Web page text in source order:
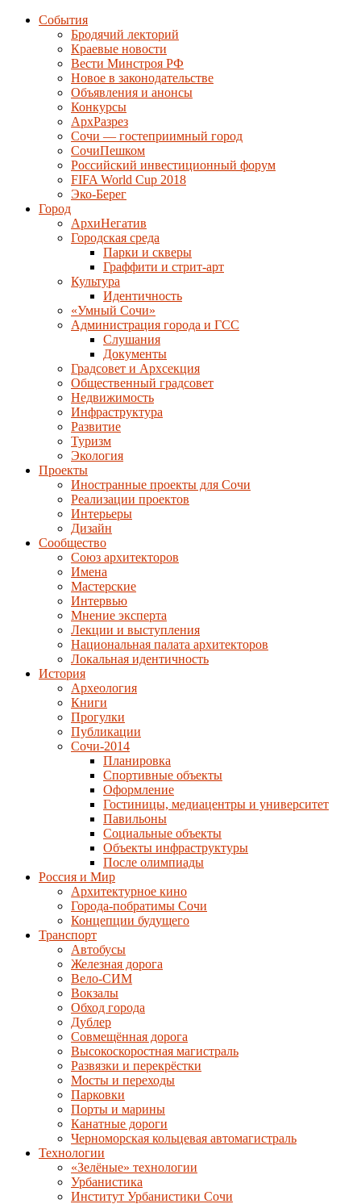
События
Бродячий лекторий
Краевые новости
Вести Минстроя РФ
Новое в законодательстве
Объявления и анонсы
Конкурсы
АрхРазрез
Сочи — гостеприимный город
СочиПешком
Российский инвестиционный форум
FIFA World Cup 2018
Эко-Берег
Город
АрхиНегатив
Городская среда
Парки и скверы
Граффити и стрит-арт
Культура
Идентичность
«Умный Сочи»
Администрация города и ГСС
Слушания
Документы
Градсовет и Архсекция
Общественный градсовет
Недвижимость
Инфраструктура
Развитие
Туризм
Экология
Проекты
Иностранные проекты для Сочи
Реализации проектов
Интерьеры
Дизайн
Сообщество
Союз архитекторов
Имена
Мастерские
Интервью
Мнение эксперта
Лекции и выступления
Национальная палата архитекторов
Локальная идентичность
История
Археология
Книги
Прогулки
Публикации
Сочи-2014
Планировка
Спортивные объекты
Оформление
Гостиницы, медиацентры и университет
Павильоны
Социальные объекты
Объекты инфраструктуры
После олимпиады
Россия и Мир
Архитектурное кино
Города-побратимы Сочи
Концепции будущего
Транспорт
Автобусы
Железная дорога
Вело-СИМ
Вокзалы
Обход города
Дублер
Совмещённая дорога
Высокоскоростная магистраль
Развязки и перекрёстки
Мосты и переходы
Парковки
Порты и марины
Канатные дороги
Черноморская кольцевая автомагистраль
Технологии
«Зелёные» технологии
Урбанистика
Институт Урбанистики Сочи